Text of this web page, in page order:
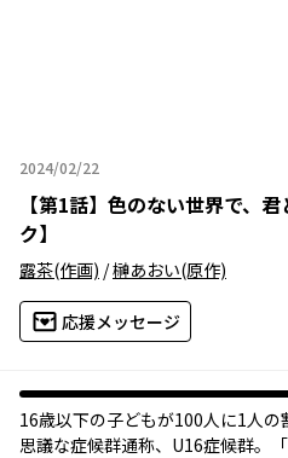
2024/02/22
2024年02月22日
【第1話】 色のない世界で、君
ク】
露茶(作画) /榊あおい(原作)
応援メッセージ
16歳以下の子どもが100人に1人
思議な症候群――通称、U16症候群